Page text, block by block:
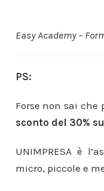
Easy Academy –
PS:
Forse non sai che
sconto del 30%
UNIMPRESA è
micro, piccole e